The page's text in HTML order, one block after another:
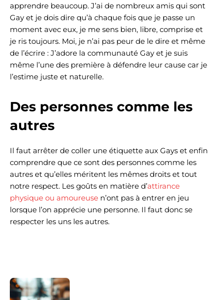
apprendre beaucoup. J’ai de nombreux amis qui sont
Gay et je dois dire qu’à chaque fois que je passe un
moment avec eux, je me sens bien, libre, comprise et
je ris toujours. Moi, je n’ai pas peur de le dire et même
de l’écrire : J’adore la communauté Gay et je suis
même l’une des première à défendre leur cause car je
l’estime juste et naturelle.
Des personnes comme les
autres
Il faut arrêter de coller une étiquette aux Gays et enfin
comprendre que ce sont des personnes comme les
autres et qu’elles méritent les mêmes droits et tout
notre respect. Les goûts en matière d’attirance
physique ou amoureuse n’ont pas à entrer en jeu
lorsque l’on apprécie une personne. Il faut donc se
respecter les uns les autres.